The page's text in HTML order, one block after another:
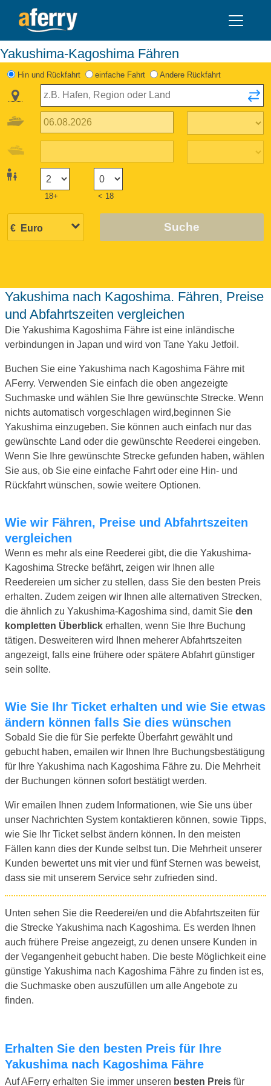
Yakushima-Kagoshima Fähren
Hin und Rückfahrt einfache Fahrt Andere Rückfahrt
18+ < 18
Suche
Yakushima nach Kagoshima. Fähren, Preise
und Abfahrtszeiten vergleichen
Die Yakushima Kagoshima Fähre ist eine inländische
verbindungen in Japan und wird von Tane Yaku Jetfoil.
Buchen Sie eine Yakushima nach Kagoshima Fähre mit
AFerry. Verwenden Sie einfach die oben angezeigte
Suchmaske und wählen Sie Ihre gewünschte Strecke. Wenn
nichts automatisch vorgeschlagen wird,beginnen Sie
Yakushima einzugeben. Sie können auch einfach nur das
gewünschte Land oder die gewünschte Reederei eingeben.
Wenn Sie Ihre gewünschte Strecke gefunden haben, wählen
Sie aus, ob Sie eine einfache Fahrt oder eine Hin- und
Rückfahrt wünschen, sowie weitere Optionen.
Wie wir Fähren, Preise und Abfahrtszeiten
vergleichen
Wenn es mehr als eine Reederei gibt, die die Yakushima-
Kagoshima Strecke befährt, zeigen wir Ihnen alle
Reedereien um sicher zu stellen, dass Sie den besten Preis
erhalten. Zudem zeigen wir Ihnen alle alternativen Strecken,
die ähnlich zu Yakushima-Kagoshima sind, damit Sie den
kompletten Überblick erhalten, wenn Sie Ihre Buchung
tätigen. Desweiteren wird Ihnen meherer Abfahrtszeiten
angezeigt, falls eine frühere oder spätere Abfahrt günstiger
sein sollte.
Wie Sie Ihr Ticket erhalten und wie Sie etwas
ändern können falls Sie dies wünschen
Sobald Sie die für Sie perfekte Überfahrt gewählt und
gebucht haben, emailen wir Ihnen Ihre Buchungsbestätigung
für Ihre Yakushima nach Kagoshima Fähre zu. Die Mehrheit
der Buchungen können sofort bestätigt werden.
Wir emailen Ihnen zudem Informationen, wie Sie uns über
unser Nachrichten System kontaktieren können, sowie Tipps,
wie Sie Ihr Ticket selbst ändern können. In den meisten
Fällen kann dies der Kunde selbst tun. Die Mehrheit unserer
Kunden bewertet uns mit vier und fünf Sternen was beweist,
dass sie mit unserem Service sehr zufrieden sind.
Unten sehen Sie die Reederei/en und die Abfahrtszeiten für
die Strecke Yakushima nach Kagoshima. Es werden Ihnen
auch frühere Preise angezeigt, zu denen unsere Kunden in
der Vegangenheit gebucht haben. Die beste Möglichkeit eine
günstige Yakushima nach Kagoshima Fähre zu finden ist es,
die Suchmaske oben auszufüllen um alle Angebote zu
finden.
Erhalten Sie den besten Preis für Ihre
Yakushima nach Kagoshima Fähre
Auf AFerry erhalten Sie immer unseren besten Preis für